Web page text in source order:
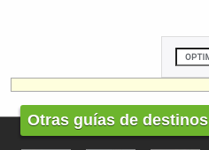
Otras guías de destinos